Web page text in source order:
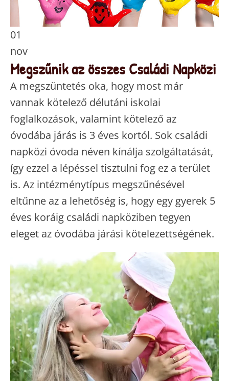
01
nov
Megszűnik az összes Családi Napközi
A megszüntetés oka, hogy most már
vannak kötelező délutáni iskolai
foglalkozások, valamint kötelező az
óvodába járás is 3 éves kortól. Sok családi
napközi óvoda néven kínálja szolgáltatását,
így ezzel a lépéssel tisztulni fog ez a terület
is. Az intézménytípus megszűnésével
eltűnne az a lehetőség is, hogy egy gyerek 5
éves koráig családi napköziben tegyen
eleget az óvodába járási kötelezettségének.